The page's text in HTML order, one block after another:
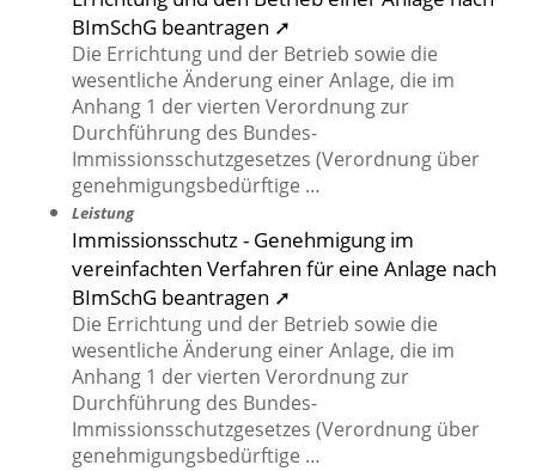
BImSchG beantragen ➚
Die Errichtung und der Betrieb sowie die
wesentliche Änderung einer Anlage, die im
Anhang 1 der vierten Verordnung zur
Durchführung des Bundes-
Immissionsschutzgesetzes (Verordnung über
genehmigungsbedürftige …
Leistung
Immissionsschutz - Genehmigung im
vereinfachten Verfahren für eine Anlage nach
BImSchG beantragen ➚
Die Errichtung und der Betrieb sowie die
wesentliche Änderung einer Anlage, die im
Anhang 1 der vierten Verordnung zur
Durchführung des Bundes-
Immissionsschutzgesetzes (Verordnung über
genehmigungsbedürftige …